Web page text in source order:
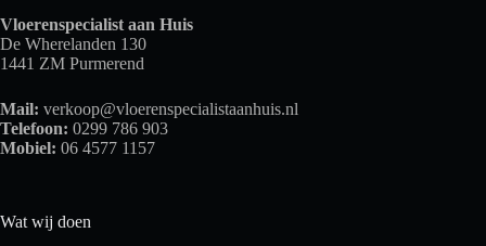
Vloerenspecialist aan Huis
De Wherelanden 130
1441 ZM Purmerend
Mail: verkoop@vloerenspecialistaanhuis.nl
Telefoon: 0299 786 903
Mobiel: 06 4577 1157
Wat wij doen